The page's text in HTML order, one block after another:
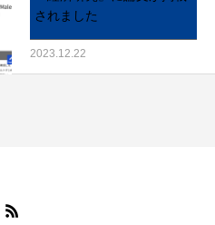
されました
2023.12.22